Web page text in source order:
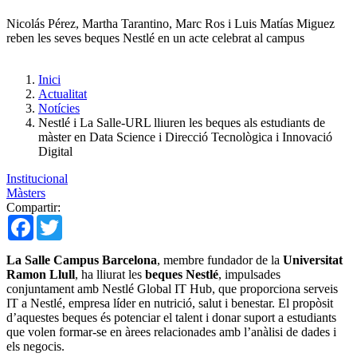
Nicolás Pérez, Martha Tarantino, Marc Ros i Luis Matías Miguez
reben les seves beques Nestlé en un acte celebrat al campus
Inici
Actualitat
Notícies
Nestlé i La Salle-URL lliuren les beques als estudiants de
màster en Data Science i Direcció Tecnològica i Innovació
Digital
Institucional
Màsters
Compartir:
Facebook
La Salle Campus Barcelona, membre fundador de la Universitat
Ramon Llull, ha lliurat les beques Nestlé, impulsades
conjuntament amb Nestlé Global IT Hub, que proporciona serveis
IT a Nestlé, empresa líder en nutrició, salut i benestar. El propòsit
d’aquestes beques és potenciar el talent i donar suport a estudiants
que volen formar-se en àrees relacionades amb l’anàlisi de dades i
els negocis.